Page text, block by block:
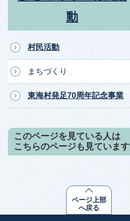
動
村民活動
まちづくり
東海村発足70周年記念事業
このページを見ている人は
こちらのページも見ています
ページ上部
へ戻る